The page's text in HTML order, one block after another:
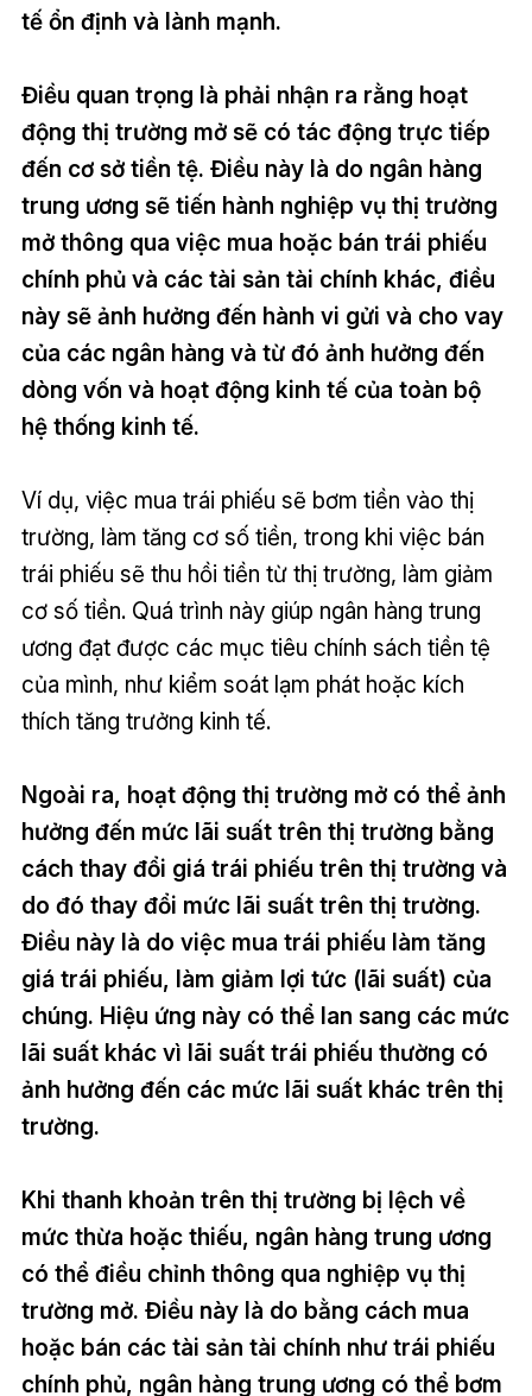
tế ổn định và lành mạnh.
Điều quan trọng là phải nhận ra rằng hoạt
động thị trường mở sẽ có tác động trực tiếp
đến cơ sở tiền tệ. Điều này là do ngân hàng
trung ương sẽ tiến hành nghiệp vụ thị trường
mở thông qua việc mua hoặc bán trái phiếu
chính phủ và các tài sản tài chính khác, điều
này sẽ ảnh hưởng đến hành vi gửi và cho vay
của các ngân hàng và từ đó ảnh hưởng đến
dòng vốn và hoạt động kinh tế của toàn bộ
hệ thống kinh tế.
Ví dụ, việc mua trái phiếu sẽ bơm tiền vào thị
trường, làm tăng cơ số tiền, trong khi việc bán
trái phiếu sẽ thu hồi tiền từ thị trường, làm giảm
cơ số tiền. Quá trình này giúp ngân hàng trung
ương đạt được các mục tiêu chính sách tiền tệ
của mình, như kiểm soát lạm phát hoặc kích
thích tăng trưởng kinh tế.
Ngoài ra, hoạt động thị trường mở có thể ảnh
hưởng đến mức lãi suất trên thị trường bằng
cách thay đổi giá trái phiếu trên thị trường và
do đó thay đổi mức lãi suất trên thị trường.
Điều này là do việc mua trái phiếu làm tăng
giá trái phiếu, làm giảm lợi tức (lãi suất) của
chúng. Hiệu ứng này có thể lan sang các mức
lãi suất khác vì lãi suất trái phiếu thường có
ảnh hưởng đến các mức lãi suất khác trên thị
trường.
Khi thanh khoản trên thị trường bị lệch về
mức thừa hoặc thiếu, ngân hàng trung ương
có thể điều chỉnh thông qua nghiệp vụ thị
trường mở. Điều này là do bằng cách mua
hoặc bán các tài sản tài chính như trái phiếu
chính phủ, ngân hàng trung ương có thể bơm